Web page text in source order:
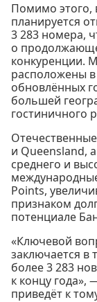
Помимо этого,
планируется
3 283 номера,
о
конкуренции.
расположены
обновлённых
большей
гостиничного
и Queensland,
среднего и
Points,
признаком
потенциале
«Ключевой
заключается в
более 3 283
к концу года»,
приведёт к